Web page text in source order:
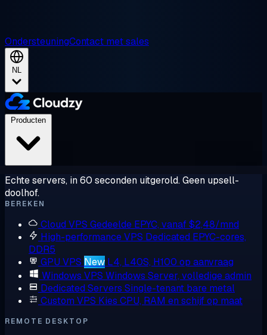
OndersteuningContact met sales
NL
Echte servers, in 60 seconden uitgerold. Geen upsell-
doolhof.
BEREKEN
Cloud VPS Gedeelde EPYC, vanaf $2,48/mnd
High-performance VPS Dedicated EPYC-cores,
DDR5
GPU VPS New L4, L40S, H100 op aanvraag
Windows VPS Windows Server, volledige admin
Dedicated Servers Single-tenant bare metal
Custom VPS Kies CPU, RAM en schijf op maat
REMOTE DESKTOP